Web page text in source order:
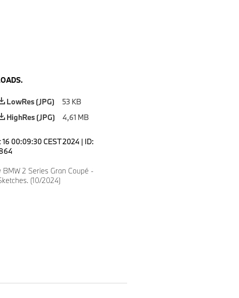
LowRes (JPG)
53 KB
HighRes (JPG)
4,61 MB
16 00:09:30 CEST 2024 | ID:
BMW 2 Series Gran Coupé -
(10/2024)